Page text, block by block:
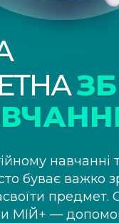
навчанні
буває важко
предмет.
МІЙ+ —